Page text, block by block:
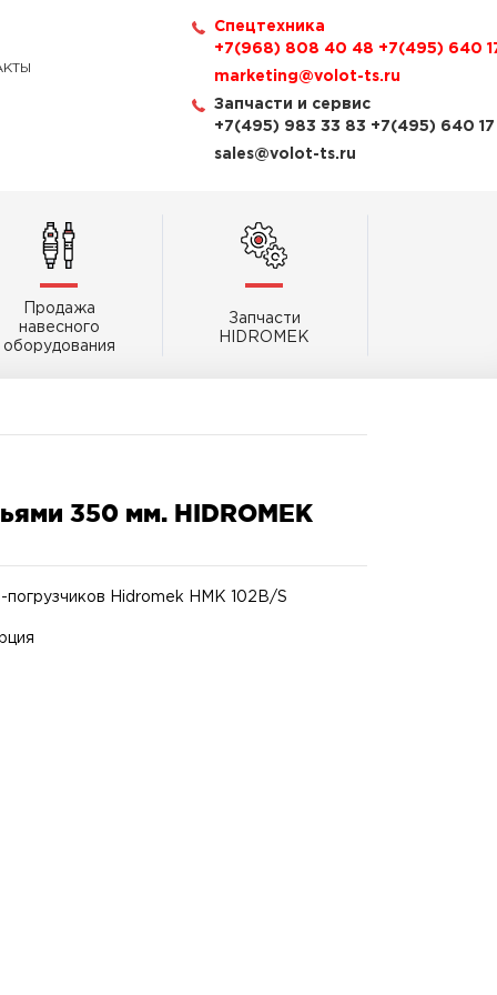
Спецтехника
+7(968) 808 40 48 +7(495) 640
marketing@volot-ts.ru
Запчасти и сервис
+7(495) 983 33 83 +7(495) 640
sales@volot-ts.ru
Продажа
навесного
оборудования
Запчасти
HIDROMEK
350 мм. HIDROMEK
погрузчиков Hidromek HMK 102В/S